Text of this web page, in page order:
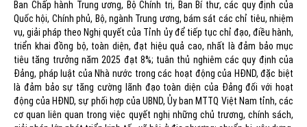
Ban Chấp hành Trung ương, Bộ Chính trị, Ban Bí thư, các quy định của
Quốc hội, Chính phủ, Bộ, ngành Trung ương, bám sát các chỉ tiêu, nhiệm
vụ, giải pháp theo Nghị quyết của Tỉnh ủy để tiếp tục chỉ đạo, điều hành,
triển khai đồng bộ, toàn diện, đạt hiệu quả cao, nhất là đảm bảo mục
tiêu tăng trưởng năm 2025 đạt 8%; tuân thủ nghiêm các quy định của
Đảng, pháp luật của Nhà nước trong các hoạt động của HĐND, đặc biệt
là đảm bảo sự tăng cường lãnh đạo toàn diện của Đảng đối với hoạt
động của HĐND, sự phối hợp của UBND, Ủy ban MTTQ Việt Nam tỉnh, các
cơ quan liên quan trong việc quyết nghị những chủ trương, chính sách,